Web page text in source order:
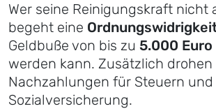
Wer seine Reinigungskraft nicht
begeht eine
Geldbuße von bis zu 5.000 Euro
werden kann. Zusätzlich drohen
Nachzahlungen für Steuern und
Sozialversicherung.